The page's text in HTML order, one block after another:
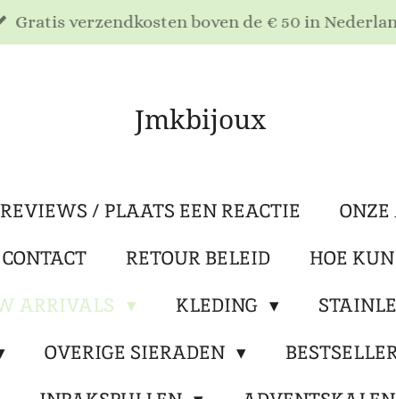
Gratis verzendkosten boven de € 50 in
Jmkbijoux
REVIEWS / PLAATS EEN REACTIE
ONZE
RETOUR BELEID
HOE
ARRIVALS
KLEDING
OVERIGE SIERADEN